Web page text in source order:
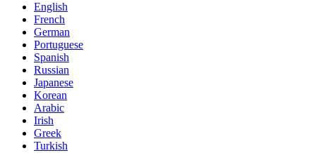
English
French
German
Portuguese
Spanish
Russian
Japanese
Korean
Arabic
Irish
Greek
Turkish